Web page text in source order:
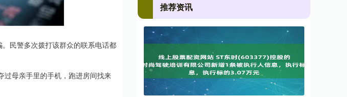
民警多次拨打该群众的联系电话都
过母亲手里的手机，跑进房间找来
推荐资讯